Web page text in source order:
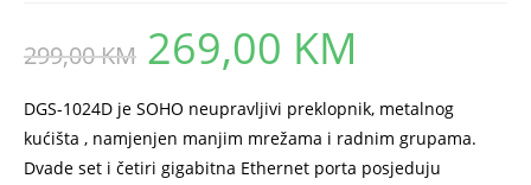
299,00KM
Original
price
was:
269,00 KM
DGS-1024D je SOHO neupravljivi preklopnik, metalnog
kućišta , namjenjen manjim mrežama i radnim grupama.
Dvade set i četiri gigabitna Ethernet porta posjeduju